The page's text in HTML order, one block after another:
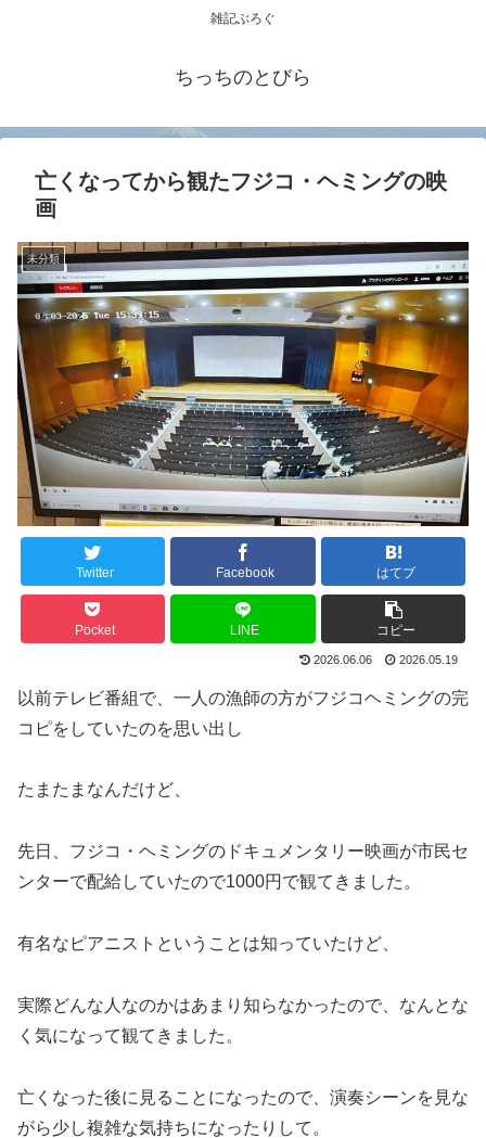
雑記ぶろぐ
ちっちのとびら
亡くなってから観たフジコ・ヘミングの映
画
未分類
Twitter Facebook はてブ
Pocket LINE コピー
2026.06.06 2026.05.19
以前テレビ番組で、一人の漁師の方がフジコヘミングの完
コピをしていたのを思い出し
たまたまなんだけど、
先日、 フジコ・ヘミングのドキュメンタリー映画が市民セ
ンターで配給していたので1000円で観てきました。
有名なピアニストということは知っていたけど、
実際どんな人なのかはあまり知らなかったので、なんとな
く気になって観てきました。
亡くなった後に見ることになったので、演奏シーンを見な
がら少し複雑な気持ちになったりして。